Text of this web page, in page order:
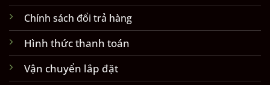
Chính sách đổi trả hàng
Hình thức thanh toán
Vận chuyển lắp đặt